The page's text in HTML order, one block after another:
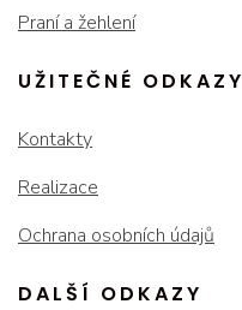
Praní a žehlení
UŽITEČNÉ ODKAZY
Kontakty
Realizace
Ochrana osobních údajů
DALŠÍ ODKAZY